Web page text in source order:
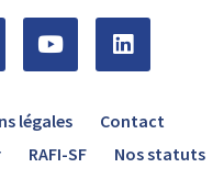
légales
Contact
RAFI-SF Nos statuts